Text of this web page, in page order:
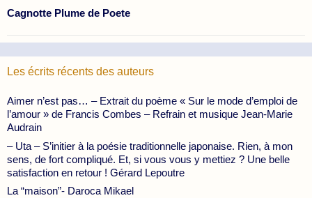
Cagnotte Plume de Poete
Les écrits récents des auteurs
Aimer n’est pas… – Extrait du poème « Sur le mode d’emploi de
l’amour » de Francis Combes – Refrain et musique Jean-Marie
Audrain
– Uta – S’initier à la poésie traditionnelle japonaise. Rien, à mon
sens, de fort compliqué. Et, si vous vous y mettiez ? Une belle
satisfaction en retour ! Gérard Lepoutre
La “maison”- Daroca Mikael